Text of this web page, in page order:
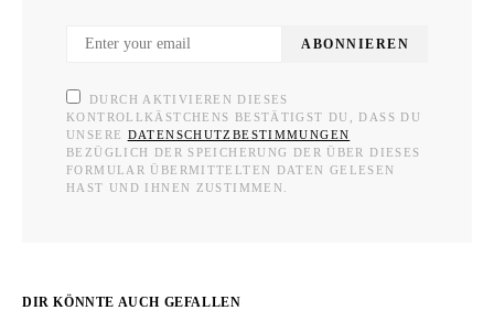
ABONNIEREN
DURCH AKTIVIEREN DIESES
KONTROLLKÄSTCHENS BESTÄTIGST DU, DASS DU
UNSERE DATENSCHUTZBESTIMMUNGEN
BEZÜGLICH DER SPEICHERUNG DER ÜBER DIESES
FORMULAR ÜBERMITTELTEN DATEN GELESEN
HAST UND IHNEN ZUSTIMMEN.
DIR KÖNNTE AUCH GEFALLEN